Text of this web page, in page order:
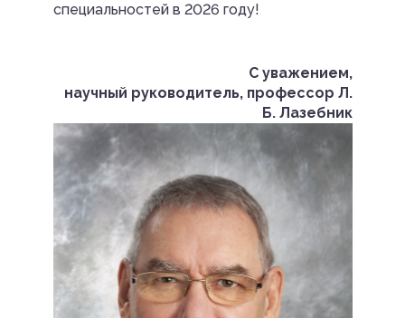
специальностей в 2026 году!
С уважением,
научный руководитель, профессор Л.
Б. Лазебник